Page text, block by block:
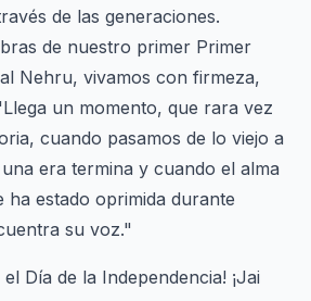
de las generaciones.
de nuestro primer Primer
Nehru, vivamos con firmeza,
un momento, que rara vez
cuando pasamos de lo viejo a
era termina y cuando el alma
ha estado oprimida durante
su voz."
el Día de la Independencia! ¡Jai